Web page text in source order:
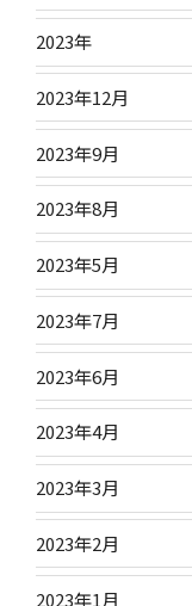
2023年
2023年12月
2023年9月
2023年8月
2023年5月
2023年7月
2023年6月
2023年4月
2023年3月
2023年2月
2023年1月